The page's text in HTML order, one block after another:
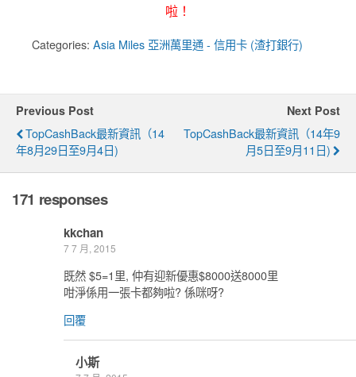
啦！
Categories: Asia Miles 亞洲萬里通 - 信用卡 (渣打銀行)
Previous Post
TopCashBack最新資訊（14
年8月29日至9月4日)
Next Post
TopCashBack最新資訊（14年9
月5日至9月11日)
171 responses
kkchan
7 7 月, 2015
既然 $5=1里, 仲有迎新優惠$8000送8000里
咁淨係用一張卡都夠啦? 係咪呀?
回覆
小斯